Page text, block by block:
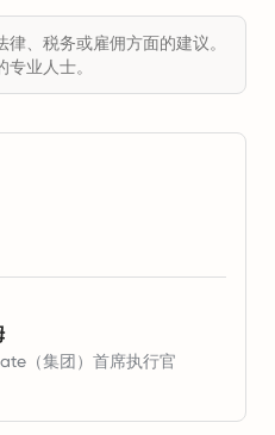
、税务或雇佣方面的建议。
业人士。
（集团）首席执行官